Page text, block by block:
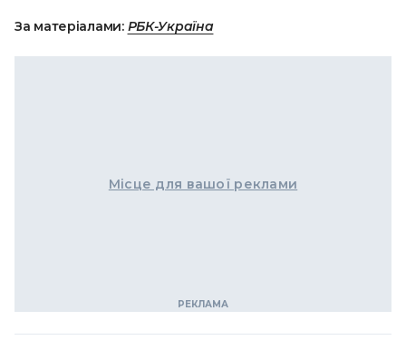
За матеріалами: РБК-Україна
Місце для вашої реклами